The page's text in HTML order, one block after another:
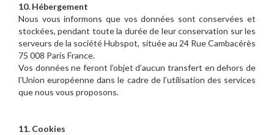
10. Hébergement
Nous vous informons que vos données sont conservées et
stockées, pendant toute la durée de leur conservation sur les
serveurs de la société Hubspot, située au 24 Rue Cambacérès
75 008 Paris France.
Vos données ne feront l’objet d’aucun transfert en dehors de
l’Union européenne dans le cadre de l’utilisation des services
que nous vous proposons.
11. Cookies